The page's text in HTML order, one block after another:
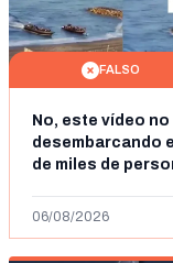
FALSO
No, este vídeo no
desembarcando
de miles de
06/08/2026